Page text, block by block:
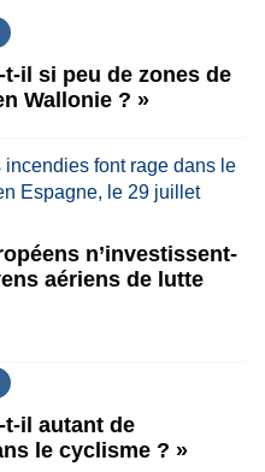
il si peu de zones de
Wallonie ? »
n’investissent-
aériens de lutte
t-il autant de
le cyclisme ? »